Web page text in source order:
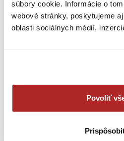
súbory cookie. Informácie o
webové stránky, poskytujeme
oblasti sociálnych médií,
Povoliť
Der Restbetrag für Munition
Kurstag ausschließlich bar
Teilnehmer erhält einen
Ziel des Kurses ist es, die
die Genauigkeit der